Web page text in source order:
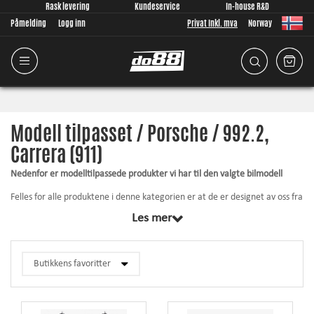
Rask levering Kundeservice
In-house R&D
Påmelding
Logg inn Privat Inkl. mva Norway
Modell tilpasset / Porsche / 992.2,
Carrera (911)
Nedenfor er modelltilpassede produkter vi har til den valgte bilmodell
Felles for alle produktene i denne kategorien er at de er designet av oss fra
vi stor vekt på tilpasningen av produktene da nettopp den faktoren er
Silikonslange
- tåler høyere trykk, tåler høyere temperaturer, forbedrer
Les mer